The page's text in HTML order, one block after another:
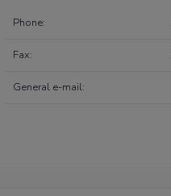
Phone:
Fax:
General e-mail: